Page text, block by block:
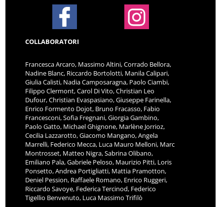
COLLABORATORI
Francesca Arcaro, Massimo Altini, Corrado Bellora,
Nadine Blanc, Riccardo Bortolotti, Manila Calipari,
Giulia Calisti, Nadia Camposaragna, Paolo Ciambi,
Filippo Clermont, Carol Di Vito, Christian Leo
Dufour, Christian Evaspasiano, Giuseppe Farinella,
Enrico Formento Dojot, Bruno Fracasso, Fabio
Francesconi, Sofia Fregnani, Giorgia Gambino,
Paolo Gatto, Michael Ghignone, Marlène Jorrioz,
Cecilia Lazzarotto, Giacomo Mangano, Angela
Marrelli, Federico Mecca, Luca Mauro Melloni, Marc
Montrosset, Matteo Nigra, Sabrina Olibano,
Emiliano Pala, Gabriele Peloso, Maurizio Pitti, Loris
Ponsetto, Andrea Portigliatti, Mattia Pramotton,
Deniel Pession, Raffaele Romano, Enrico Ruggeri,
Riccardo Savoye, Federica Tercinod, Federico
Tigellio Benvenuto, Luca Massimo Trifilò